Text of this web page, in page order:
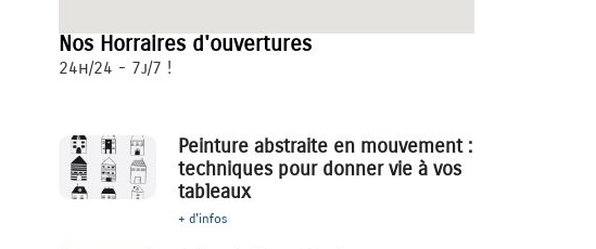
Nos Horraires d'ouvertures
24h/24 - 7j/7 !
Peinture abstraite en mouvement :
techniques pour donner vie à vos
tableaux
+ d'infos